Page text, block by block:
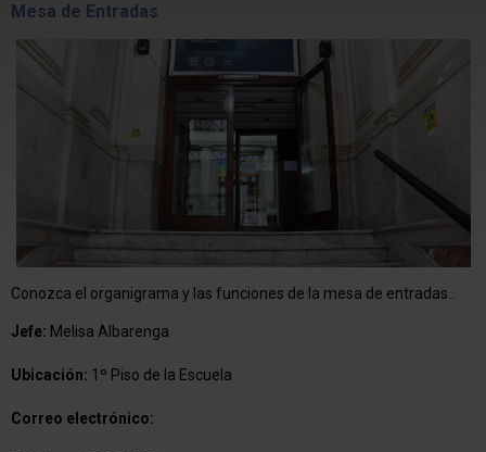
Mesa de Entradas
Conozca el organigrama y las funciones de la mesa de entradas..
Jefe: Melisa Albarenga
Ubicación: 1º Piso de la Escuela
Correo electrónico: